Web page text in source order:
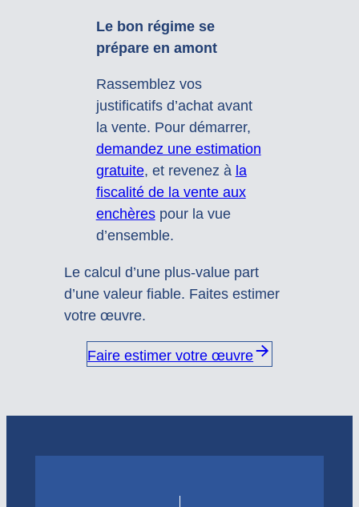
Le bon régime se
prépare en amont
Rassemblez vos
justificatifs d’achat avant
la vente. Pour démarrer,
demandez une estimation
gratuite, et revenez à la
fiscalité de la vente aux
enchèrespour la vue
d’ensemble.
Le calcul d’une plus-value part
d’une valeur fiable. Faites estimer
votre œuvre.
Faire estimer votre œuvre